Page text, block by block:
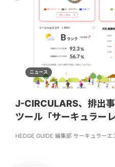
ニュース
J-CIRCULARS、排出
ツール「サーキュラー
HEDGE GUIDE 編集部 サーキュラーエ